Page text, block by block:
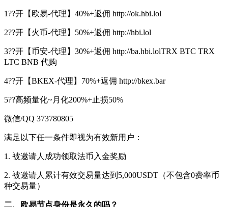
1??开【欧易-代理】40%+返佣 http://ok.hbi.lol
2??开【火币-代理】50%+返佣 http://hbi.lol
3??开【币安-代理】30%+返佣 http://ba.hbi.lolTRX BTC TRX
LTC BNB 代购
4??开【BKEX-代理】70%+返佣 http://bkex.bar
5??高频量化~月化200%+止损50%
微信/QQ 373780805
满足以下任一条件即视为有效新用户：
1. 被邀请人成功领取法币入金奖励
2. 被邀请人累计有效交易量达到5,000USDT（不包含0费率币
种交易量）
二、欧易节点身份是永久的吗？